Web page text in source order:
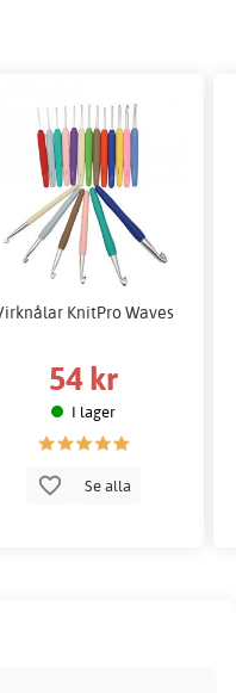
KnitPro Waves
54 kr
I lager
Se alla